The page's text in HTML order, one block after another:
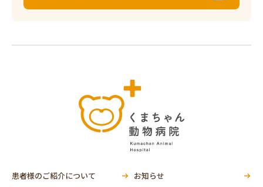
患者様のご紹介について お知らせ